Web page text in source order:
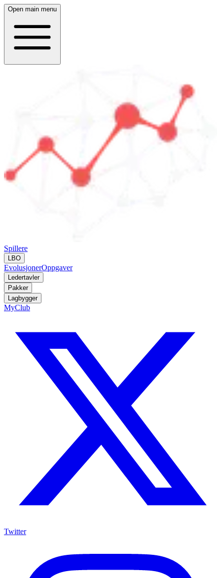
Open main menu
Spillere
LBO
EvolusjonerOppgaver
Ledertavler
Pakker
Lagbygger
MyClub
Twitter